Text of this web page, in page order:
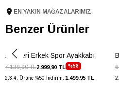
yapısının yanı sıra, yan kısımlarda yer alan
aksesuarlar ve Elle logosu, lüks dokunuşları
şık buluşmalarınıza kadar geniş bir
chino'lar veya spor kesim takımlarla
zahmetsiz bir şıklık katar.
Günlük şehir yürüyüşleri ve sosyal
EN YAKIN MAĞAZALARIMIZ
Benzer Ürünler
Bej Deri Erkek Spor Ayakkabı
%58
2.999,90 TL
7.139,90 TL
2.3.4. Ürüne %50 İndirim: 1.499,95 TL